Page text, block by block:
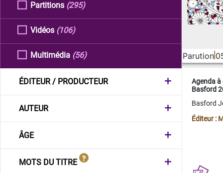
Partitions (295)
Vidéos (106)
Multimédia (56)
ÉDITEUR / PRODUCTEUR
AUTEUR
ÂGE
MOTS DU TITRE
Parution
Agenda
Basford
Basford
Éditeur :